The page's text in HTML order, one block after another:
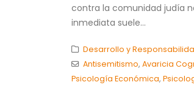
contra la comunidad judía
inmediata suele...
Desarrollo y
Antisemitismo, Avaricia
Psicología Económica,